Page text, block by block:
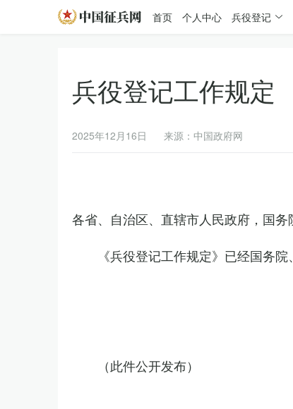
首页 个人中心 兵役登记
兵役登记工作规定
2025年12月16日 来源：中国政府网
各省、自治区、直辖市人民政府，国
《兵役登记工作规定》已经国务
（此件公开发布）